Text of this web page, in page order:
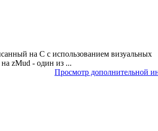
на C с использованием визуальных
zMud - один из ...
Просмотр дополнительной